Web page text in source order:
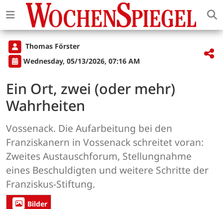
Thomas Förster
Wednesday, 05/13/2026, 07:16 AM
Ein Ort, zwei (oder mehr)
Wahrheiten
Vossenack. Die Aufarbeitung bei den
Franziskanern in Vossenack schreitet voran:
Zweites Austauschforum, Stellungnahme
eines Beschuldigten und weitere Schritte der
Franziskus-Stiftung.
Bilder